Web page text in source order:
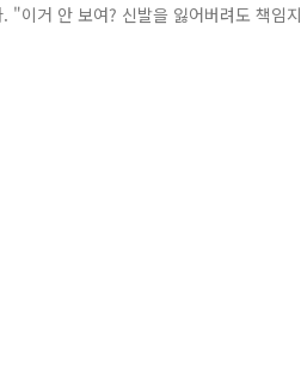
"이거 안 보여? 신발을 잃어버려도 책임
때까지 기다려 봤지만 끝내 신발을 찾
것이었습니다. A남은 신발을 잃어버린